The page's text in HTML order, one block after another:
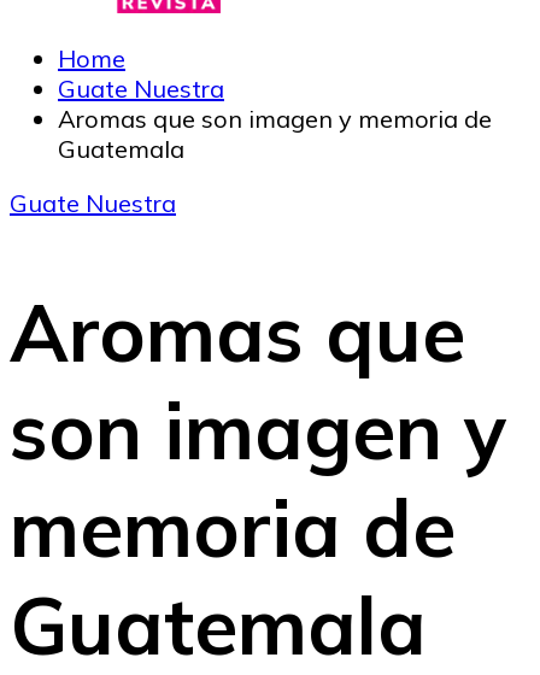
Home
Guate Nuestra
Aromas que son imagen y memoria de
Guatemala
Guate Nuestra
Aromas que
son imagen y
memoria de
Guatemala